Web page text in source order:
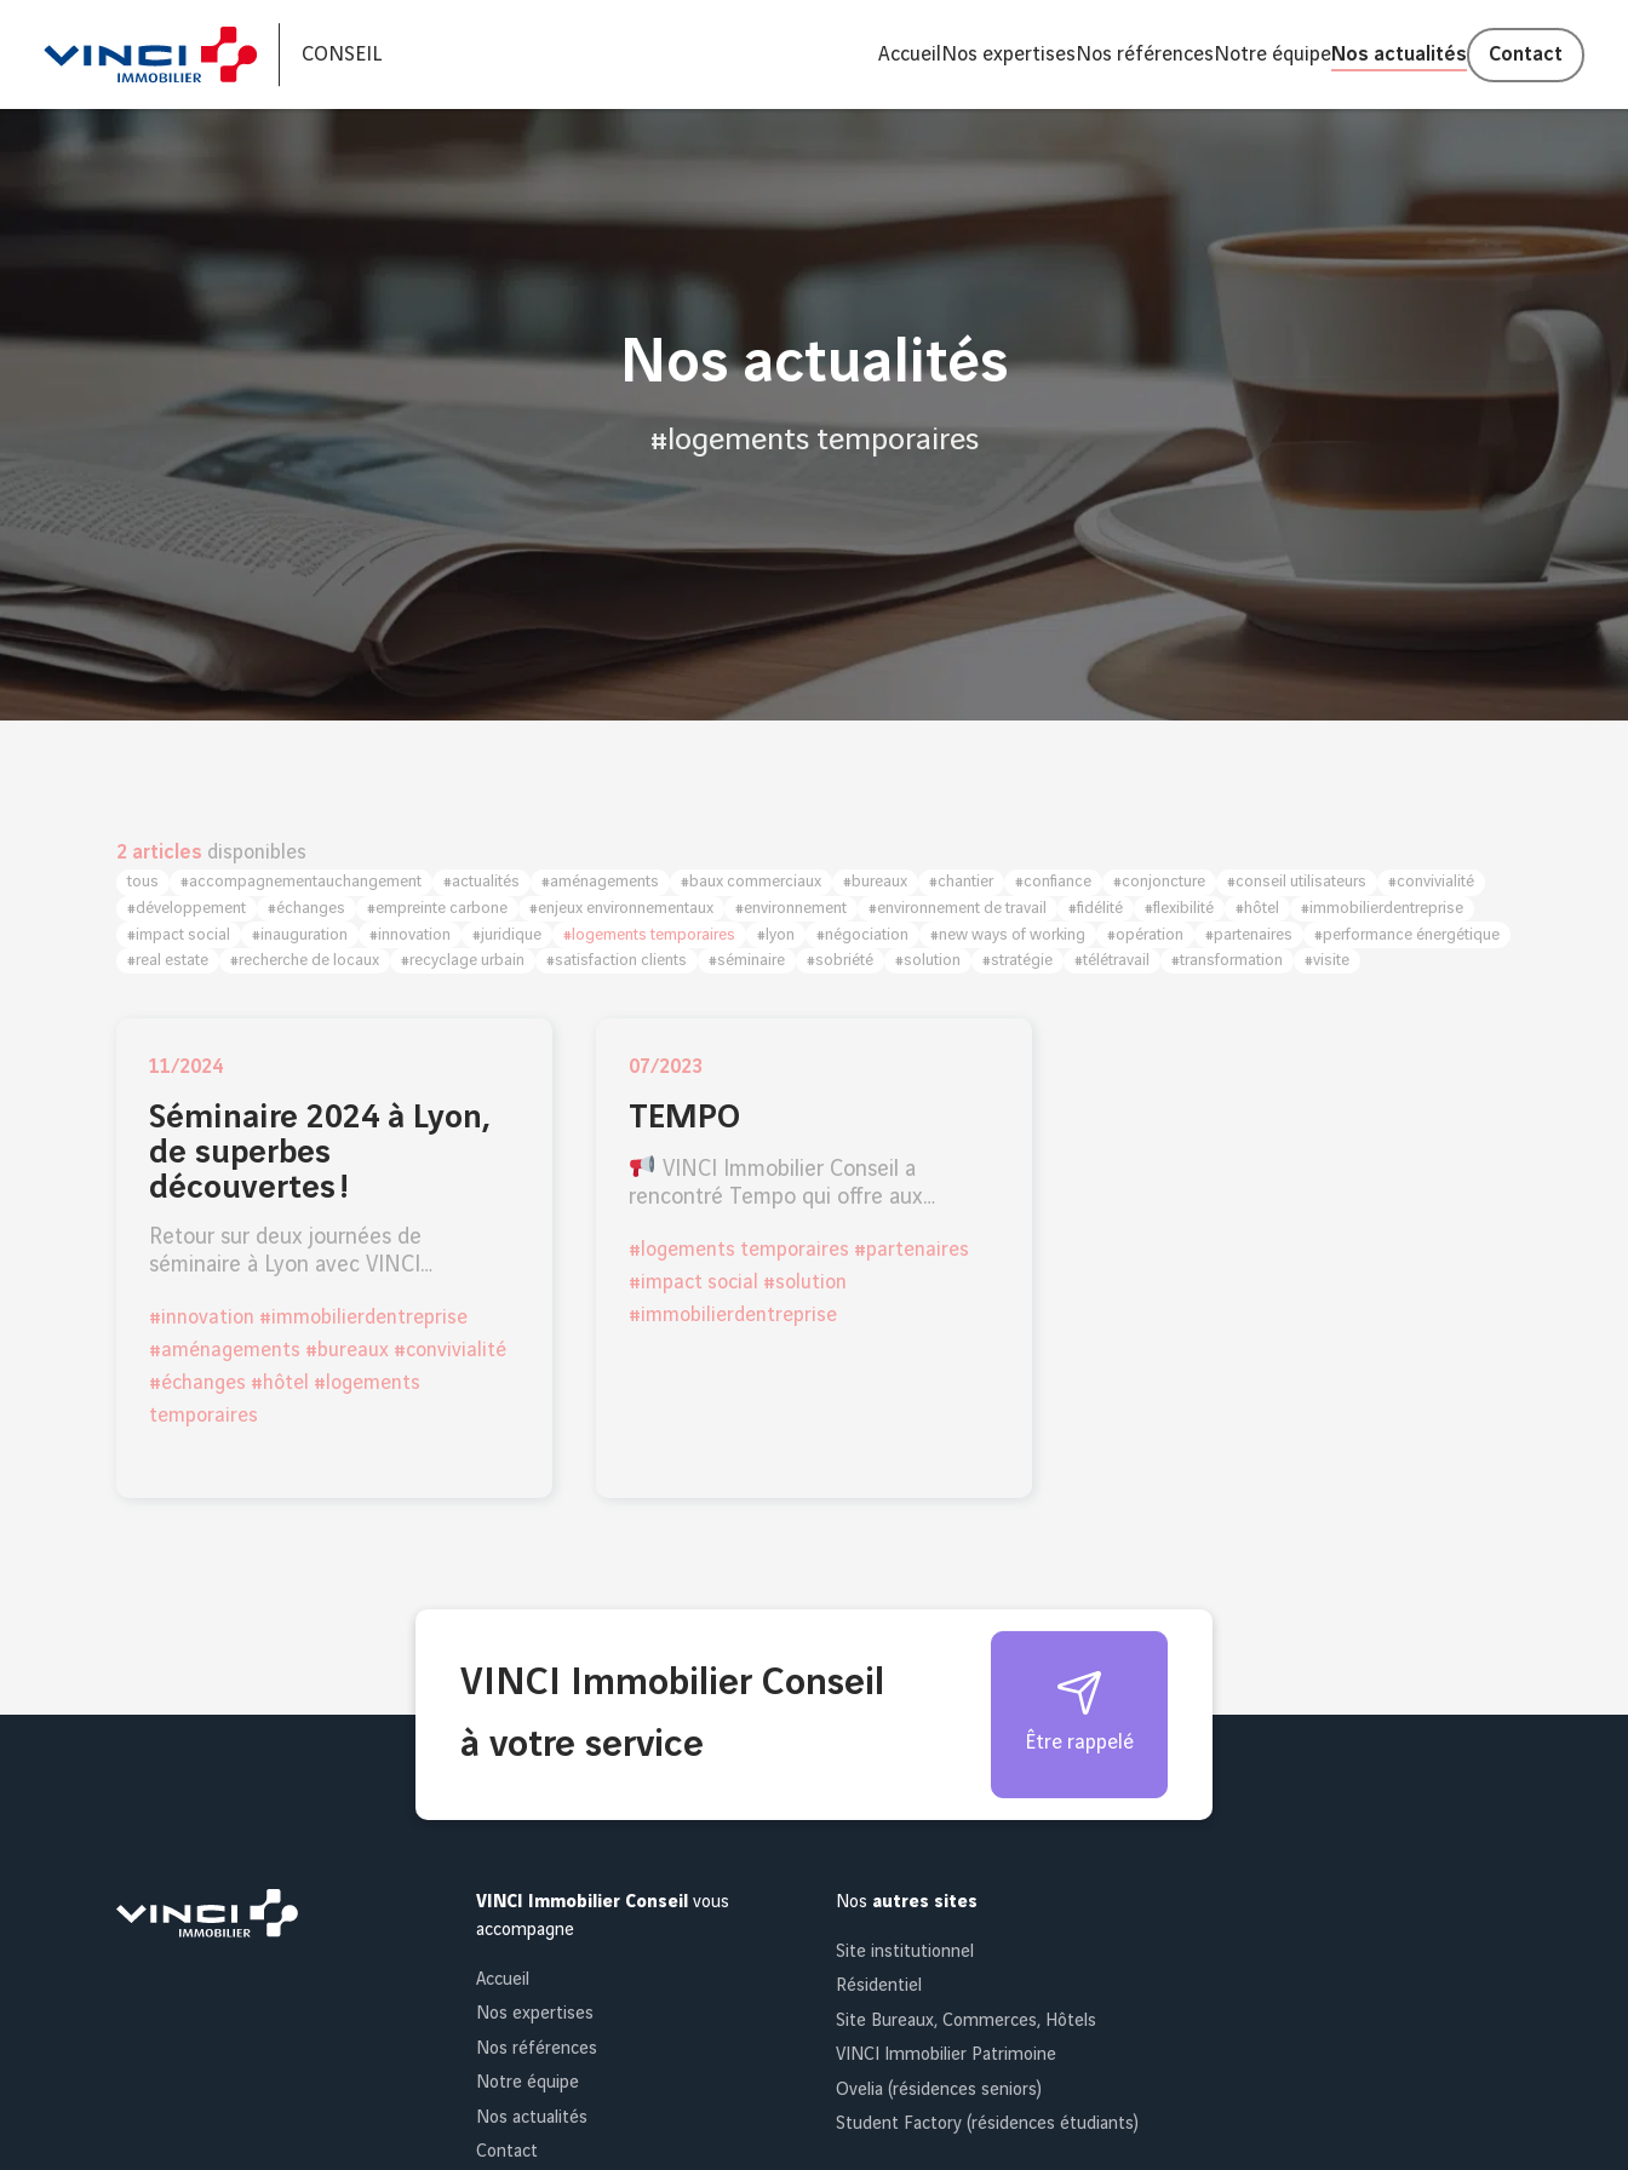
CONSEIL Accueil Nos expertises Nos références Notre équipeNos actualités Contact
Nos actualités
#logements temporaires
2 articles disponibles
tous #accompagnementauchangement #actualités #aménagements #baux commerciaux #bureaux #chantier #confiance #conjoncture #conseil utilisateurs
#convivialité
#développement
#échanges #empreinte carbone #enjeux environnementaux #environnement #environnement de travail #fidélité #flexibilité #hôtel
#immobilierdentreprise
#impact social
#inauguration #innovation #juridique #logements temporaires #lyon #négociation #new ways of working #opération #partenaires
#performance énergétique
#real estate
#recherche de locaux #recyclage urbain #satisfaction clients #séminaire #sobriété #solution #stratégie #télétravail #transformation #visite
11/2024
Séminaire 2024 à Lyon,
de superbes
découvertes !
Retour sur deux journées de
séminaire à Lyon avec VINCI…
#innovation #immobilierdentreprise
#aménagements #bureaux #convivialité
#échanges #hôtel #logements
temporaires
07/2023
TEMPO
VINCI Immobilier Conseil a
rencontré Tempo qui offre aux…
#logements temporaires #partenaires
#impact social #solution
#immobilierdentreprise
VINCI Immobilier Conseil
à votre service
Être rappelé
VINCI Immobilier Conseil vous
accompagne
Accueil
Nos expertises
Nos références
Notre équipe
Nos actualités
Contact
Nos autres sites
Site institutionnel
Résidentiel
Site Bureaux, Commerces, Hôtels
VINCI Immobilier Patrimoine
Ovelia (résidences seniors)
Student Factory (résidences étudiants)